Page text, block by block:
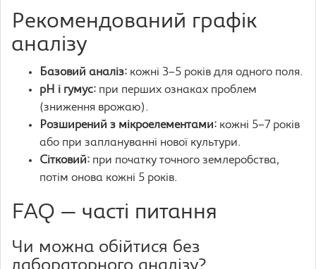
Рекомендований графік
аналізу
Базовий аналіз: кожні 3–5 років для одного поля.
pH і гумус: при перших ознаках проблем
(зниження врожаю).
Розширений з мікроелементами: кожні 5–7 років
або при заплануванні нової культури.
Сітковий: при початку точного землеробства,
потім онова кожні 5 років.
FAQ — часті питання
Чи можна обійтися без